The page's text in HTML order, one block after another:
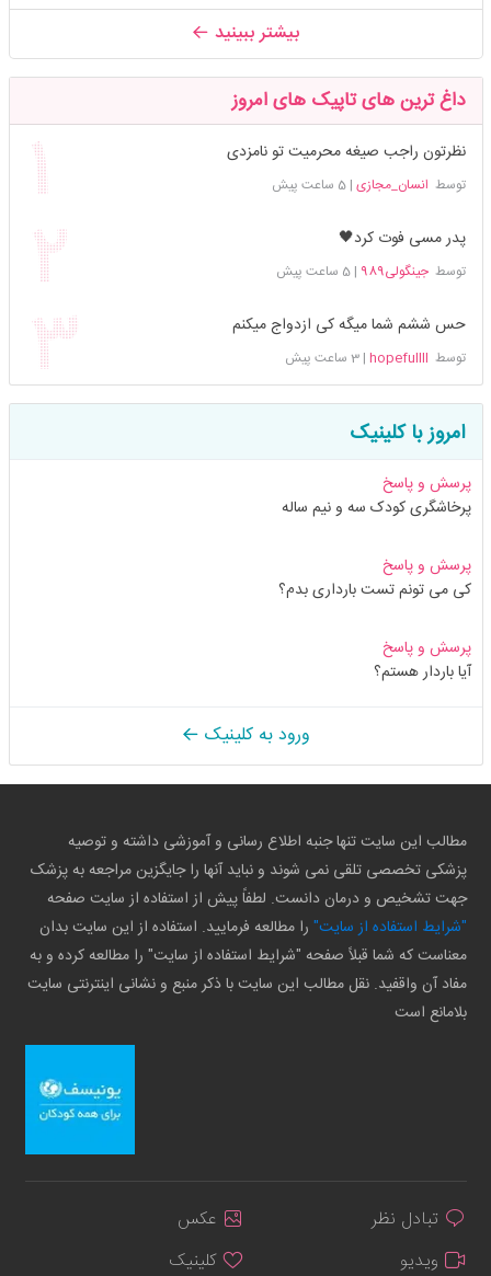
بیشتر ببینید
داغ ترین های تاپیک های امروز
نظرتون راجب صیغه محرمیت تو نامزدی
توسط انسان_مجازی |5 ساعت پیش
پدر مسی فوت کرد🖤
توسطجینگولی989 |5 ساعت پیش
حس ششم شما میگه کی ازدواج میکنم
توسط hopefullll
|3 ساعت پیش
امروز با کلینیک
پرسش و پاسخ
پرخاشگری کودک سه و نیم ساله
پرسش و پاسخ
کی می تونم تست بارداری بدم؟
پرسش و پاسخ
آیا باردار هستم؟
ورود به کلینیک
مطالب این سایت تنها جنبه اطلاع رسانی و آموزشی داشته و توصیه
پزشکی تخصصی تلقی نمی شوند و نباید آنها را جایگزین مراجعه به پزشک
جهت تشخیص و درمان دانست. لطفاً پیش از استفاده از سایت صفحه
"شرایط استفاده از سایت" را مطالعه فرمایید. استفاده از این سایت بدان
معناست که شما قبلاً صفحه "شرایط استفاده از سایت" را مطالعه کرده و به
مفاد آن واقفید. نقل مطالب این سایت با ذکر منبع و نشانی اینترنتی سایت
بلامانع است
تبادل نظر
عکس
ویدیو
کلینیک